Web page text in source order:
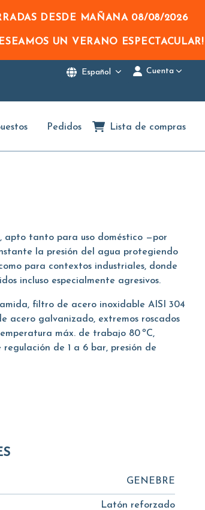
DESDE MAÑANA 08/08/2026
UN VERANO ESPECTACULAR!
Español Cuenta
Pedidos Lista de compras
apto tanto para uso doméstico —por
la presión del agua protegiendo
para contextos industriales, donde
incluso especialmente agresivos.
filtro de acero inoxidable AISI 304
acero galvanizado, extremos roscados
máx. de trabajo 80 ºC,
de 1 a 6 bar, presión de
GENEBRE
Latón reforzado